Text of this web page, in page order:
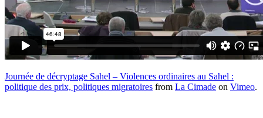
Journée de décryptage Sahel – Violences ordinaires au Sahel :
politique des prix, politiques migratoires from La Cimade on Vimeo.